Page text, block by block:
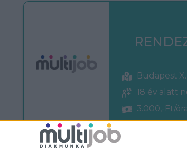
Budapest
18 év alatt
3.000,-Ft/